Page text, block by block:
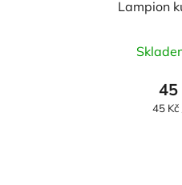
Lampion
45
Měrná
45 Kč